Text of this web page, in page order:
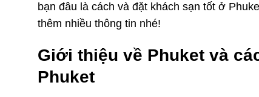
bạn đâu là cách và đặt khách sạn tốt ở
thêm nhiều thông tin nhé!
Giới thiệu về Phuket và
Phuket